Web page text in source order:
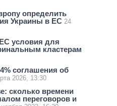
определить
Украины в ЕС 24
условия для
кластерам
соглашения об
2026, 13:30
сколько времени
переговоров и